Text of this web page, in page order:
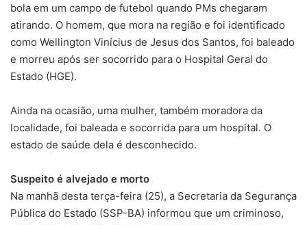
bola em um campo de futebol quando PMs chegaram
atirando. O homem, que mora na região e foi identificado
como Wellington Vinícius de Jesus dos Santos, foi baleado
e morreu após ser socorrido para o Hospital Geral do
Estado (HGE).
Ainda na ocasião, uma mulher, também moradora da
localidade, foi baleada e socorrida para um hospital. O
estado de saúde dela é desconhecido.
Suspeito é alvejado e morto
Na manhã desta terça-feira (25), a Secretaria da Segurança
Pública do Estado (SSP-BA) informou que um criminoso,